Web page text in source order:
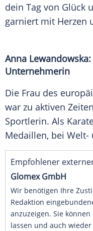
dein Tag von Glück
garniert mit Herzen
Anna
Unternehmerin
Die Frau des
war zu aktiven
Sportlerin. Als
Medaillen, bei
Empfohlener
Glomex GmbH
Wir benötigen Ihre
Redaktion
anzuzeigen. Sie
lassen und auch